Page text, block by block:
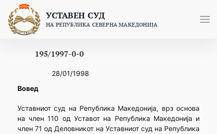
content
УСТАВЕН СУД
НА РЕПУБЛИКА СЕВЕРНА МАКЕДОНИЈА
195/1997-0-0
28/01/1998
Вовед
Уставниот суд на Република Македонија, врз основа
на член 110 од Уставот на Република Македонија и
член 71 од Деловникот на Уставниот суд на Република